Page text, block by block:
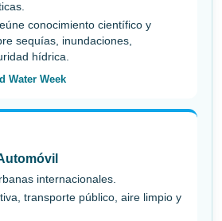
conocimiento científico y
sequías, inundaciones,
hídrica.
Water Week
internacionales.
transporte público, aire limpio y